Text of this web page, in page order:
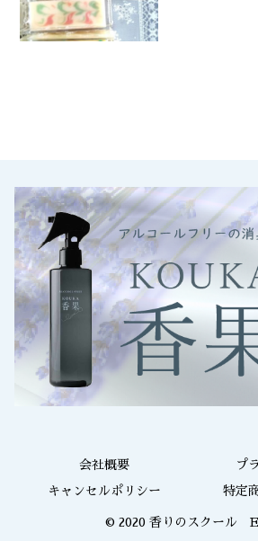
会社概要 プ
キャンセルポリシー 特定
© 2020 香りのスクール